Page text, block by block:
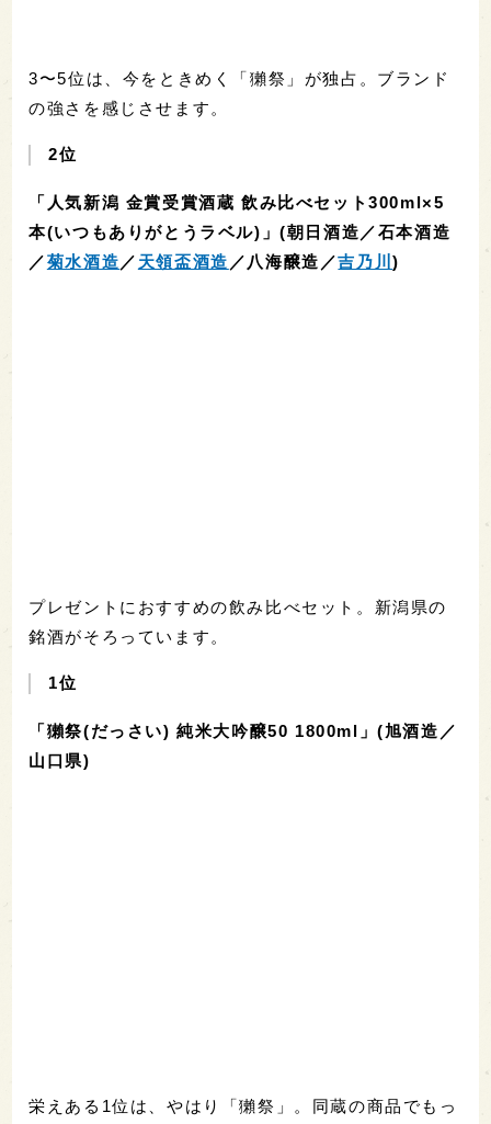
3〜5位は、今をときめく「獺祭」が独占。ブランド
の強さを感じさせます。
2位
「人気新潟 金賞受賞酒蔵 飲み比べセット300ml×5
本(いつもありがとうラベル)」(朝日酒造／石本酒造
／菊水酒造 ／ 天領盃酒造 ／八海醸造／吉乃川)
プレゼントにおすすめの飲み比べセット。新潟県の
銘酒がそろっています。
1位
「獺祭(だっさい) 純米大吟醸50 1800ml」(旭酒造／
山口県)
栄えある1位は、やはり「獺祭」。同蔵の商品でもっ